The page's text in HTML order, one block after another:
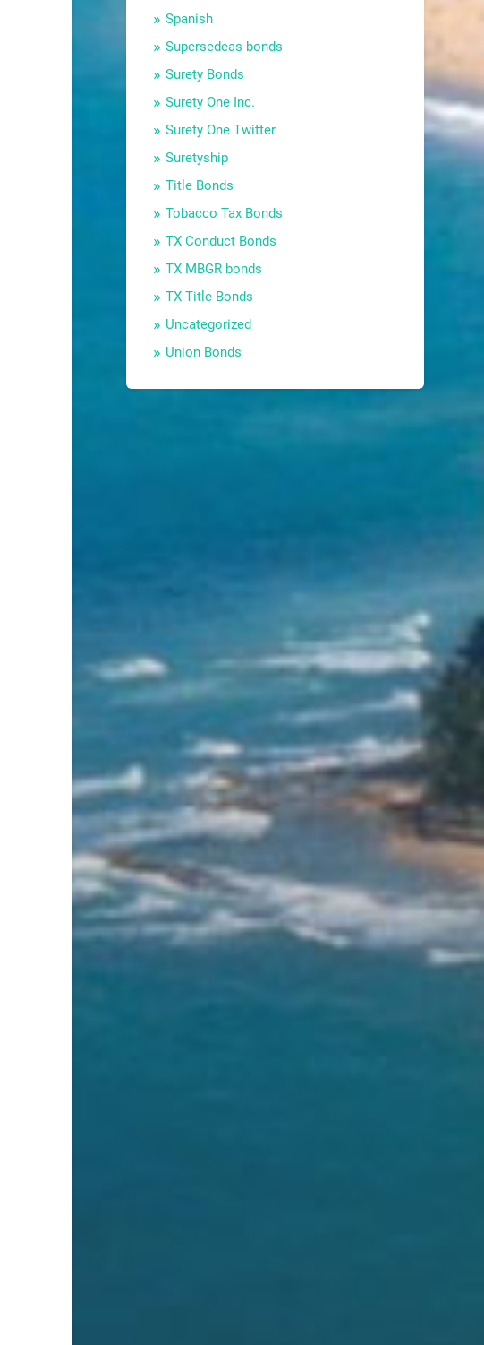
Spanish
Supersedeas bonds
Surety Bonds
Surety One Inc.
Surety One Twitter
Suretyship
Title Bonds
Tobacco Tax Bonds
TX Conduct Bonds
TX MBGR bonds
TX Title Bonds
Uncategorized
Union Bonds